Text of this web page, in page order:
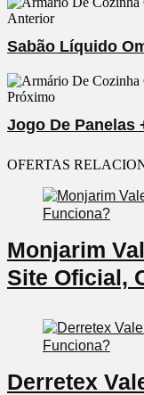
Anterior
Sabão Líquido
Próximo
Jogo De Panelas
OFERTAS
Monjarim
Site Oficial,
Derretex